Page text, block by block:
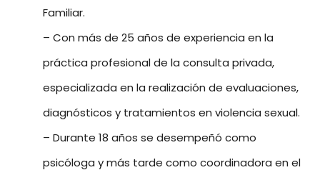
Familiar.
– Con más de 25 años de experiencia en la
práctica profesional de la consulta privada,
especializada en la realización de evaluaciones,
diagnósticos y tratamientos en violencia sexual.
– Durante 18 años se desempeñó como
psicóloga y más tarde como coordinadora en el